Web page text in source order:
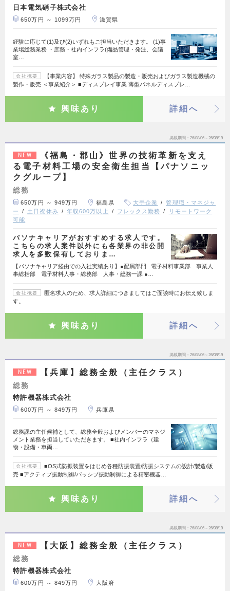
日本電気硝子株式会社
650万円 ～ 1099万円 滋賀県
経験に応じて(1)及び(2)いずれもご担当いただきます。 (1)事
業場総務業務 ・庶務・社内インフラ(備品管理・発注、会議
室…
会社概要
【事業内容】 特殊ガラス製品の製造・販売およびガラス製造機械の
製作・販売 ＜事業紹介＞ ■ディスプレイ事業 薄型パネルディスプレ…
興味あり 詳細へ
掲載期間 26/08/06～26/08/19
NEW
《福島・郡山》世界の技術革新を支え
る電子材料工場の安全衛生担当【パナソニッ
クグループ】
総務
650万円 ～ 949万円 福島県 大手企業
管理職・マネジャ
ー
土日祝休み 年収600万以上 フレックス勤務
リモートワーク
可能
パソナキャリアがおすすめする求人です。
こちらの求人案件以外にも各業界の非公開
求人を多数保有しておりま…
【パソナキャリア経由での入社実績あり】●配属部門 電子材料事業部 事業人
事総括部 電子材料人事・総務部 人事・総務一課 ●…
会社概要
匿名求人のため、求人詳細につきましてはご面談時にお伝え致しま
す。
興味あり 詳細へ
掲載期間 26/08/06～26/08/19
NEW 【兵庫】総務全般（主任クラス）
総務
特許機器株式会社
600万円 ～ 849万円 兵庫県
総務課の主任候補として、総務全般およびメンバーのマネジ
メント業務を担当していただきます。 ■社内インフラ（建
物・設備・車両…
会社概要
■OS式防振装置をはじめ各種防振装置/防振システムの設計/製造/販
売 ■アクティブ振動制御/パッシブ振動制御による精密機器…
興味あり 詳細へ
掲載期間 26/08/06～26/08/19
NEW 【大阪】総務全般（主任クラス）
総務
特許機器株式会社
600万円 ～ 849万円 大阪府